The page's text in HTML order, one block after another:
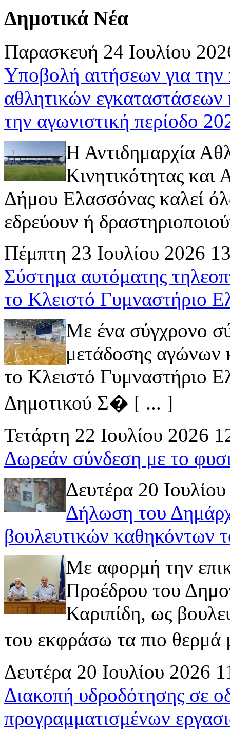
Δημοτικά Νέα
Παρασκευή 24 Ιουλίου
Υποβολή αιτήσεων για
αθλητικών
την αγωνιστική περίοδο
Η Αντιδημαρχία
Κινητικότητας
Δήμου Ελασσόνας καλεί
εδρεύουν ή
Πέμπτη 23 Ιουλίου 2026
Σύστημα αυτόματης
το Κλειστό Γυμναστήριο
Με ένα σύγχρονο
μετάδοσης αγώνων
το Κλειστό Γυμναστήριο
Δημοτικού Σ� [ ... ]
Τετάρτη 22 Ιουλίου 2026
Δωρεάν σύνδεση με το
Δευτέρα 20
Δήλωση του
βουλευτικών καθηκόντων
Με αφορμή την
Προέδρου του
Καριπίδη, ως
του εκφράσω τα πιο
Δευτέρα 20 Ιουλίου 2026
Διακοπή υδροδότησης σε
προγραμματισμένων